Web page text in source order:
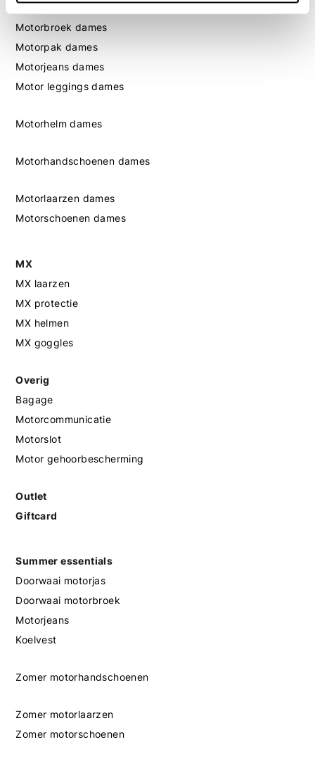
Motorjas dames
Motorbroek dames
Motorpak dames
Motorjeans dames
Motor leggings dames
Motorhelm dames
Motorhandschoenen dames
Motorlaarzen dames
Motorschoenen dames
MX
MX laarzen
MX protectie
MX helmen
MX goggles
Overig
Bagage
Motorcommunicatie
Motorslot
Motor gehoorbescherming
Outlet
Giftcard
Summer essentials
Doorwaai motorjas
Doorwaai motorbroek
Motorjeans
Koelvest
Zomer motorhandschoenen
Zomer motorlaarzen
Zomer motorschoenen